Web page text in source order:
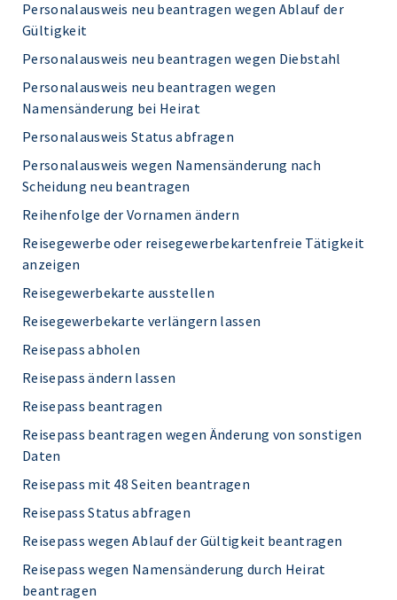
Personalausweis neu beantragen wegen Ablauf der
Gültigkeit
Personalausweis neu beantragen wegen Diebstahl
Personalausweis neu beantragen wegen
Namensänderung bei Heirat
Personalausweis Status abfragen
Personalausweis wegen Namensänderung nach
Scheidung neu beantragen
Reihenfolge der Vornamen ändern
Reisegewerbe oder reisegewerbekartenfreie Tätigkeit
anzeigen
Reisegewerbekarte ausstellen
Reisegewerbekarte verlängern lassen
Reisepass abholen
Reisepass ändern lassen
Reisepass beantragen
Reisepass beantragen wegen Änderung von sonstigen
Daten
Reisepass mit 48 Seiten beantragen
Reisepass Status abfragen
Reisepass wegen Ablauf der Gültigkeit beantragen
Reisepass wegen Namensänderung durch Heirat
beantragen